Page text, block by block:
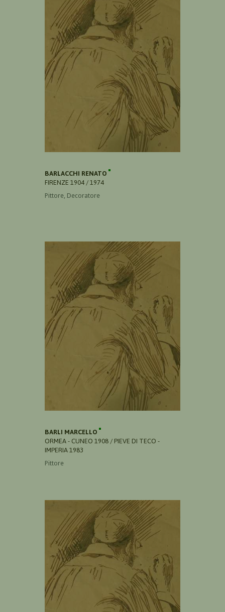
BARLACCHI RENATO
FIRENZE 1904 / 1974
Pittore, Decoratore
BARLI MARCELLO
ORMEA - CUNEO 1908 / PIEVE DI TECO -
IMPERIA 1983
Pittore